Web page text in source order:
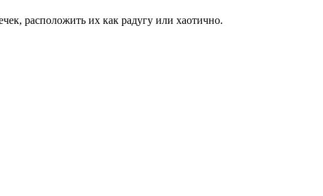
расположить их как радугу или хаотично.